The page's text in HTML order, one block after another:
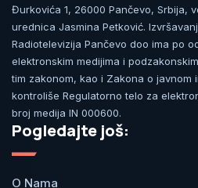
Đurkovića 1, 26000 Pančevo, Srbija,
urednica Jasmina Petković.
Radiotelevizija Pančevo doo ima po
elektronskim medijima i
tim zakonom, kao i Zakona o javnom
kontroliše Regulatorno telo za
broj medija IN 000600.
Pogledajte još:
O Nama